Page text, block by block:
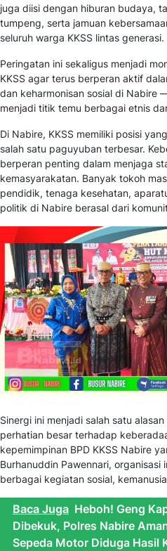
juga diisi dengan hiburan budaya,
tumpeng, serta jamuan
seluruh warga KKSS lintas generasi.
Peringatan ini sekaligus menjadi
KKSS agar terus berperan aktif
dan keharmonisan sosial di Nabire
menjadi titik temu berbagai etnis
Di Nabire, KKSS memiliki posisi
salah satu paguyuban terbesar.
berperan penting dalam menjaga
kemasyarakatan. Banyak tokoh
pendidik, tenaga kesehatan,
politik di Nabire berasal dari
Sinergi ini menjadi salah satu
perhatian besar terhadap
kepemimpinan BPD KKSS Nabire
Burhanuddin Pawennari,
berbagai kegiatan sosial,
Baca Juga Heboh! Geng
Dibekuk, Polres Nabire
Sepeda Motor Diduga Hasil